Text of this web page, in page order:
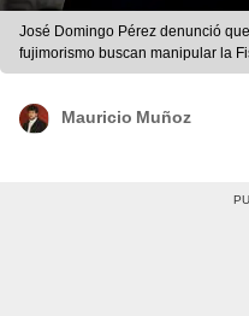
José Domingo Pérez denunció
fujimorismo buscan manipular la
Foto: LR.
Mauricio Muñoz